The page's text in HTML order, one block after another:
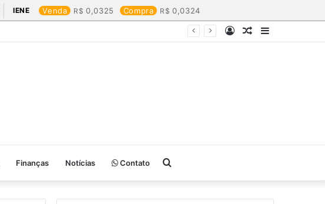
IENE Venda 0,0325 Compra 0,0324
Barra
Artigo
Entrar
Finanças Notícias Contato Procurar
por